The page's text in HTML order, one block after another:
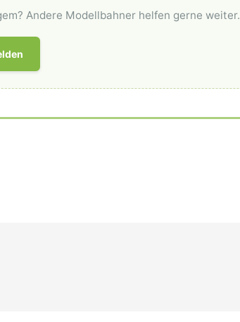
Andere Modellbahner helfen gerne weiter.